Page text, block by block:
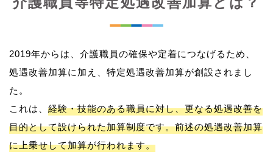
2019年からは、介護職員の確保や定着につなげるため、
処遇改善加算に加え、特定処遇改善加算が創設されまし
た。
これは、 経験・技能のある職員に対し、更なる処遇改善を
目的として設けられた加算制度です。前述の処遇改善加算
に上乗せして加算が行われます。